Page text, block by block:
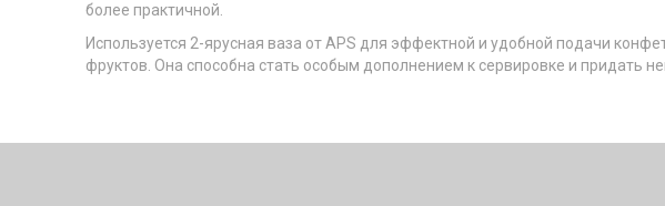
более практичной.
Используется 2-ярусная ваза от APS для эффектной и удобной подачи
фруктов. Она способна стать особым дополнением к сервировке и придать